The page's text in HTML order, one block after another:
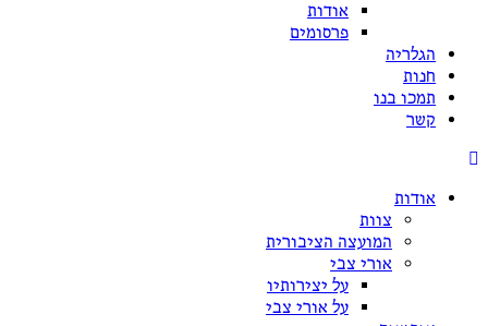
אודות
פרסומים
הגלריה
חנות
תמכו בנו
קשר
אודות
צוות
המועצה הציבורית
אורי צבי
על יצירותיו
על אורי צבי